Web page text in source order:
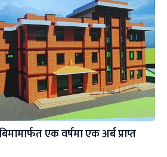
एक वर्षमा एक अर्ब प्राप्त